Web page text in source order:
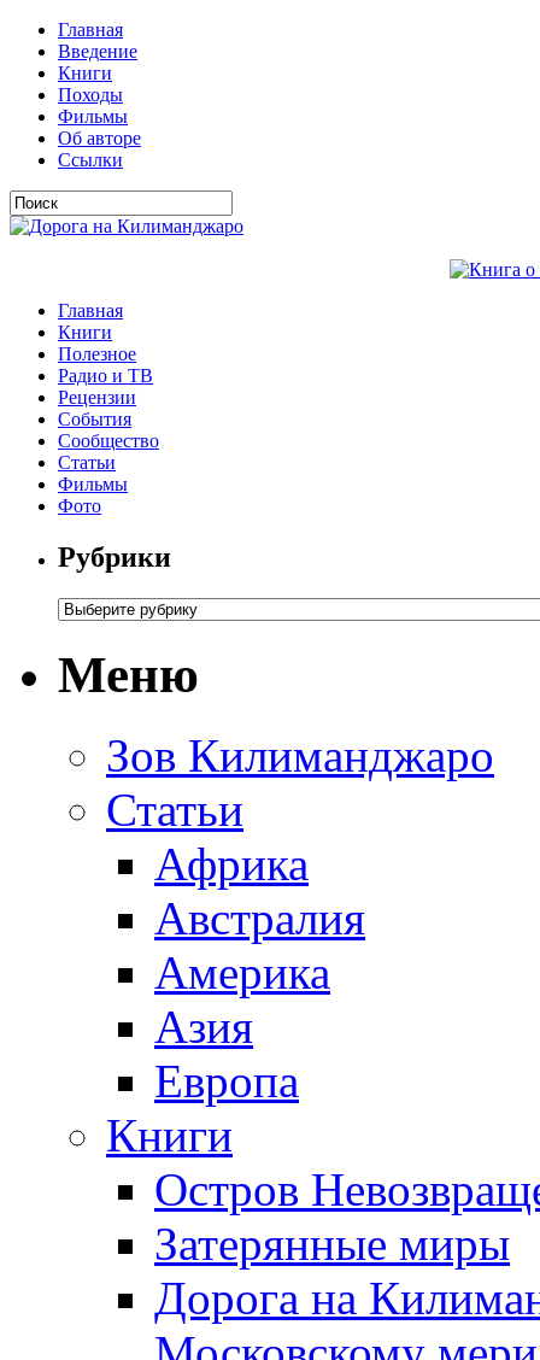
Главная
Введение
Книги
Походы
Фильмы
Об авторе
Ссылки
Главная
Книги
Полезное
Радио и ТВ
Рецензии
События
Сообщество
Статьи
Фильмы
Фото
Рубрики
Меню
Зов Килиманджаро
Статьи
Африка
Австралия
Америка
Азия
Европа
Книги
Остров
Затерянные миры
Дорога на